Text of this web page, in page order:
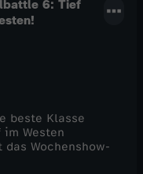
6: Tief
beste Klasse
Westen
Wochenshow-